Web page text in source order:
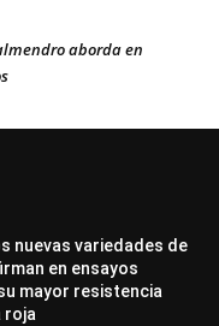
aborda en
nuevas variedades de
en ensayos
mayor resistencia
roja